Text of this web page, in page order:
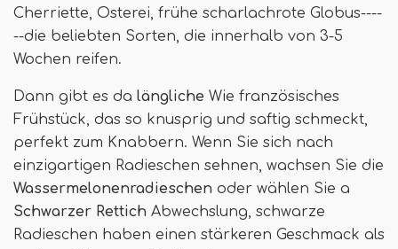
Cherriette, Osterei, frühe scharlachrote Globus----
--die beliebten Sorten, die innerhalb von 3-5
Wochen reifen.
Dann gibt es da längliche Wie französisches
Frühstück, das so knusprig und saftig schmeckt,
perfekt zum Knabbern. Wenn Sie sich nach
einzigartigen Radieschen sehnen, wachsen Sie die
Wassermelonenradieschen oder wählen Sie a
Schwarzer Rettich Abwechslung, schwarze
Radieschen haben einen stärkeren Geschmack als